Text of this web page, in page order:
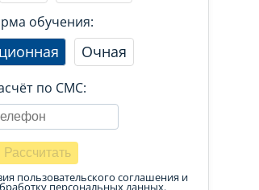
обучения:
Очная
по СМС:
пользовательского соглашения и
персональных данных.